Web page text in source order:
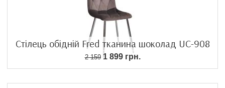
Стілець обідній Fred тканина шоколад UC-908
2 1591 899 грн.